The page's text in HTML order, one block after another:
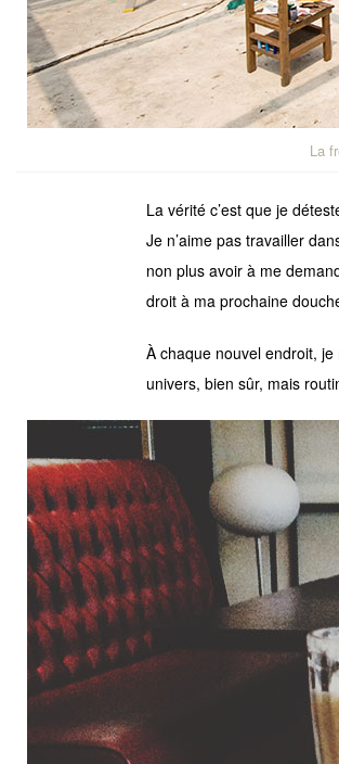
La
La vérité c’est que je
Je n’aime pas travailler
non plus avoir à me
droit à ma prochaine
À chaque nouvel endroit,
univers, bien sûr, mais